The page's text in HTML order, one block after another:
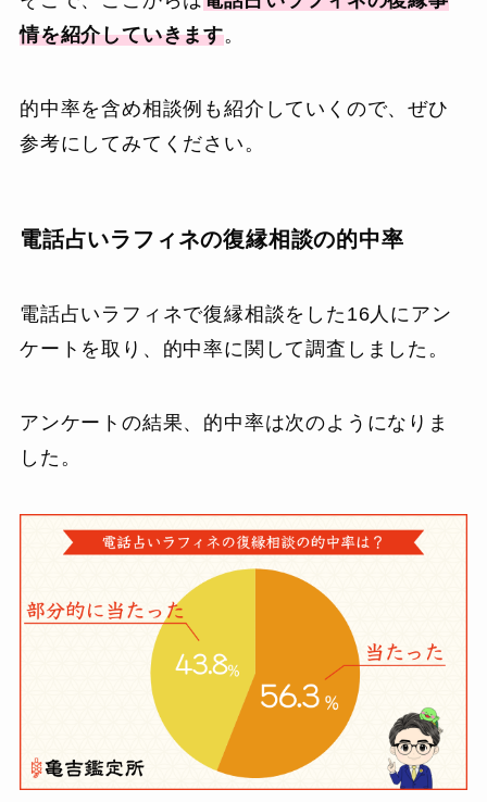
情を紹介していきます。
的中率を含め相談例も紹介していくので、ぜひ
参考にしてみてください。
電話占いラフィネの復縁相談の的中率
電話占いラフィネで復縁相談をした16人にアン
ケートを取り、的中率に関して調査しました。
アンケートの結果、的中率は次のようになりま
した。